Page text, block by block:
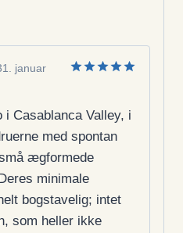
januar
i Casablanca Valley, i
med spontan
ægformede
minimale
bogstavelig; intet
som heller ikke